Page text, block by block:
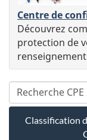
Centre de
Découvrez
protection de
Classification